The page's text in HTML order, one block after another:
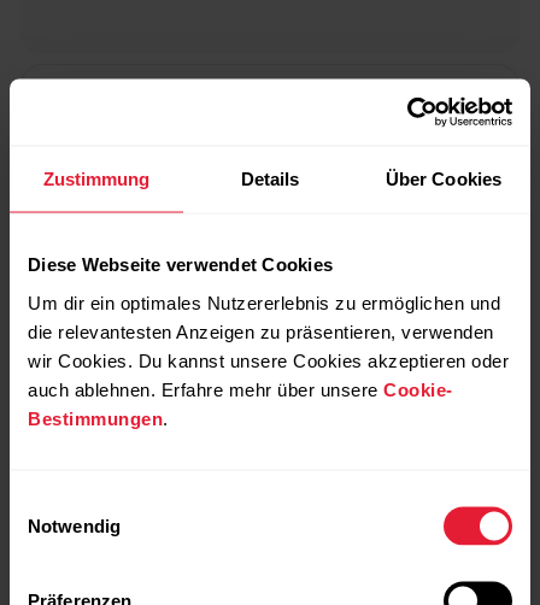
Zustimmung Details Über Cookies
Diese Webseite verwendet Cookies
Um dir ein optimales Nutzererlebnis zu ermöglichen und
die relevantesten Anzeigen zu präsentieren, verwenden
wir Cookies. Du kannst unsere Cookies akzeptieren oder
auch ablehnen. Erfahre mehr über unsere Cookie-
Bestimmungen
Notwendig
Präferenzen
Mit dem Polar Mobile SDK kannst du Live-Daten von
Polar Pulsmessern lesen und interpretieren,
[link_copy:DEVELOPERS/CTA_SDK_PRE]